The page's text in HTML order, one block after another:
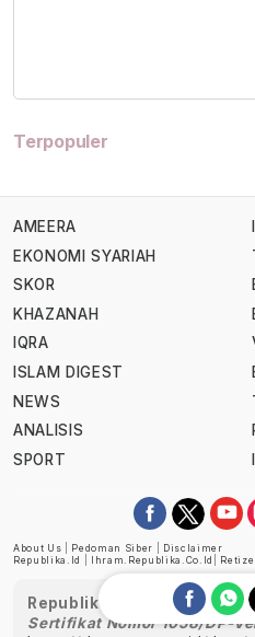
Terpopuler
AMEERA
EKONOMI SYARIAH
SKOR
KHAZANAH
IQRA
ISLAM DIGEST
NEWS
ANALISIS
SPORT
About Us Pedoman Siber
Disclaimer
Republika.id
Ihram.republika.co.id
Republika telah
Sertifikat Nomor 1058/DP-